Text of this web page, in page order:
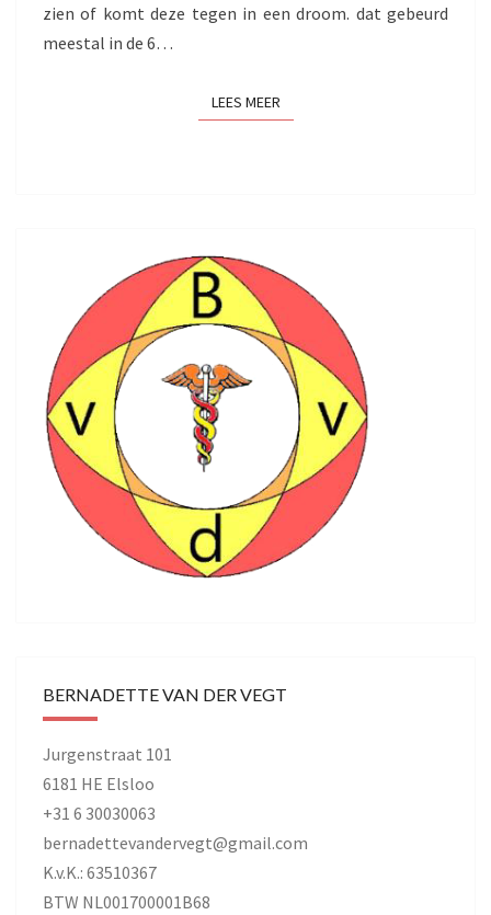
zien of komt deze tegen in een droom. dat gebeurd
meestal in de 6…
LEES MEERLEES MEER
BERNADETTE VAN DER VEGT
Jurgenstraat 101
6181 HE Elsloo
+31 6 30030063
bernadettevandervegt@gmail.com
K.v.K.: 63510367
BTW NL001700001B68